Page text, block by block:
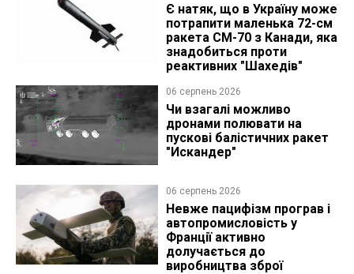
Є натяк, що в Україну може
потрапити маленька 72-см
ракета CM-70 з Канади, яка
знадобиться проти
реактивних "Шахедів"
06 серпень 2026
Чи взагалі можливо
дронами полювати на
пускові балістичних ракет
"Искандер"
06 серпень 2026
Невже пацифізм програв і
автопромисловість у
Франції активно
долучається до
виробництва зброї